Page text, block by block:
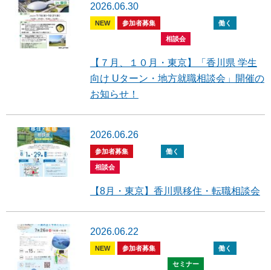
2026.06.30
NEW 参加者募集 働く
相談会
【７月、１０月・東京】「香川県 学生
向け Uターン・地方就職相談会」開催の
お知らせ！
2026.06.26
参加者募集 働く
相談会
【8月・東京】香川県移住・転職相談会
2026.06.22
NEW 参加者募集 働く
セミナー